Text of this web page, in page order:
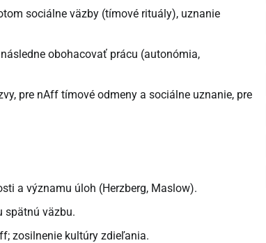
sociálne väzby (tímové rituály), uznanie
obohacovať prácu (autonómia,
pre nAff tímové odmeny a sociálne uznanie, pre
a významu úloh (Herzberg, Maslow).
spätnú väzbu.
zosilnenie kultúry zdieľania.